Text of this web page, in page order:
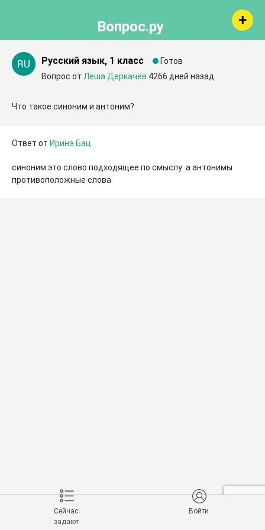
Вопрос.ру
Русский язык, 1 класс
Готов
Вопрос от Лёша Деркачёв 4266 дней назад
Что такое синоним и антоним?
Ответ от Ирина Бац
синоним это слово подходящее по смыслу .а антонимы
противоположные слова
Сейчас
задают
Войти